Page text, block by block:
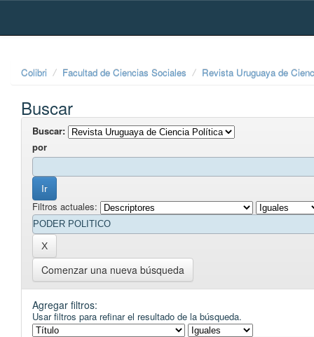
Skip
Colibri Facultad de Ciencias Sociales Revista Uruguaya de
Buscar
Buscar:
por
Filtros actuales:
Comenzar una nueva búsqueda
Agregar filtros:
Usar filtros para refinar el resultado de la búsqueda.